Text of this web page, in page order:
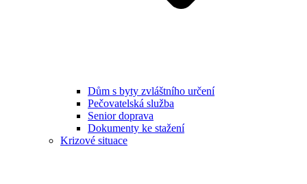
Dům s byty zvláštního určení
Pečovatelská služba
Senior doprava
Dokumenty ke stažení
Krizové situace